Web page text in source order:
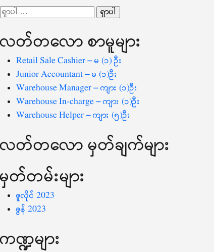
လမ်းကြောင်း
ရှာ
စကားလုံး
လတ်တ‌လော စာမူများ
Retail Sale Cashier – မ (၁) ဦး
Junior Accountant – မ (၁)ဦး
Warehouse Manager – ကျား (၁)ဦး
Warehouse In-charge – ကျား (၁)ဦး
Warehouse Helper – ကျား (၅)ဦး
လတ်တ‌လော မှတ်ချက်များ
မှတ်တမ်းများ
ဇူလိုင် 2023
ဇွန် 2023
ကဏ္ဍများ